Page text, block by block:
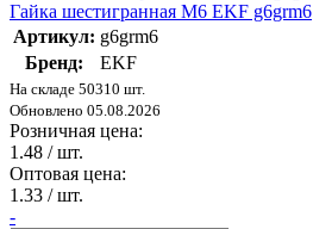
Гайка шестигранная М6 EKF g6grm6
Артикул: g6grm6
Бренд:
EKF
На складе 50310 шт.
Обновлено 05.08.2026
Розничная цена:
1.48 / шт.
Оптовая цена:
1.33 / шт.
-